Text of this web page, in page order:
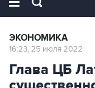
ЭКОНОМИКА
16:23, 25 июля 2022
Глава ЦБ